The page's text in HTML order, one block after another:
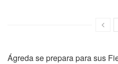
Ágreda se prepara para sus